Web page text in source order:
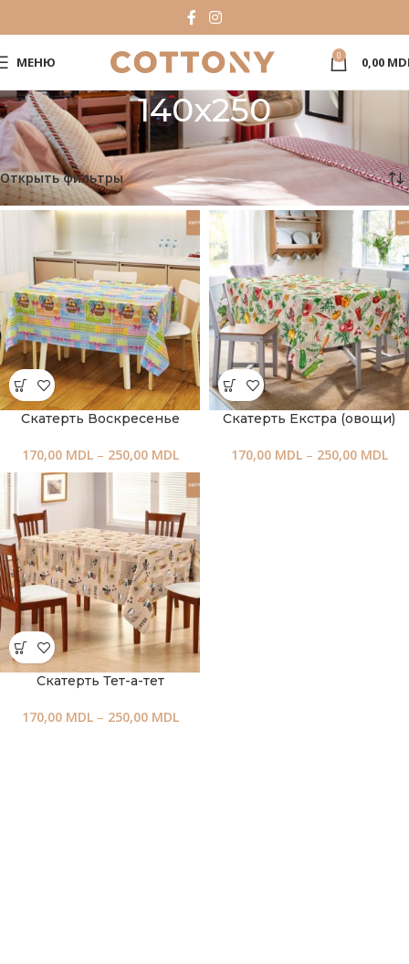
МЕНЮ 0 0,00
140x250
Главная Product Dimensiuni 140x250Показаны все результаты (3)
Открыть фильтры
Скатерть Воскресенье
170,00 MDL – 250,00 MDL
Скатерть Екстра (овощи)
170,00 MDL – 250,00 MDL
Скатерть Тет-а-тет
170,00 MDL – 250,00 MDL